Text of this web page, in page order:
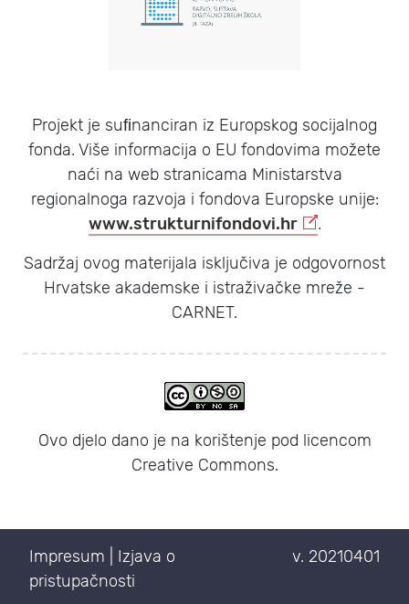
Projekt je suﬁnanciran iz Europskog socijalnog
fonda. Više informacija o EU fondovima možete
naći na web stranicama Ministarstva
regionalnoga razvoja i fondova Europske unije:
www.strukturnifondovi.hr
.
Sadržaj ovog materijala isključiva je odgovornost
Hrvatske akademske i istraživačke mreže -
CARNET.
Ovo djelo dano je na korištenje pod licencom
Creative Commons.
Impresum
Izjava o
pristupačnosti
v. 20210401